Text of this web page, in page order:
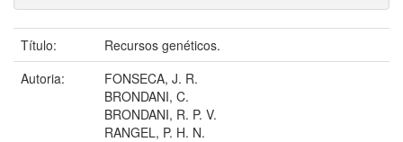
Título:
Recursos genéticos.
Autoria:
FONSECA, J. R.
BRONDANI, C.
BRONDANI, R. P. V.
RANGEL, P. H. N.